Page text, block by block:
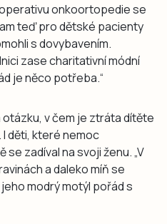
operativu onkoortopedie se
teď pro dětské pacienty
s dovybavením.
zase charitativní módní
je něco potřeba.“
otázku, v čem je ztráta dítěte
I děti, které nemoc
se zadíval na svoji ženu. „V
a daleko míň se
modrý motýl pořád s